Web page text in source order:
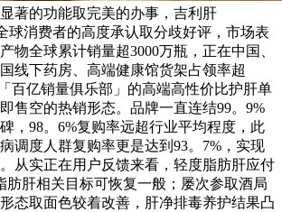
著的功能取完美的办事，吉利肝
球消费者的高度承认取分歧好评，市场表
物全球累计销量超3000万瓶，正在中国、
线下药房、高端健康馆货架占领率超
百亿销量俱乐部」的高端高性价比护肝单
售空的热销形态。品牌一直连结99。9%
，98。6%复购率远超行业平均程度，此
调度人群复购率更是达到93。7%，实现
从实正在用户反馈来看，轻度脂肪肝应付
肪肝相关目标可恢复一般；屡次参取酒局
态取面色较着改善，肝净排毒养护结果凸